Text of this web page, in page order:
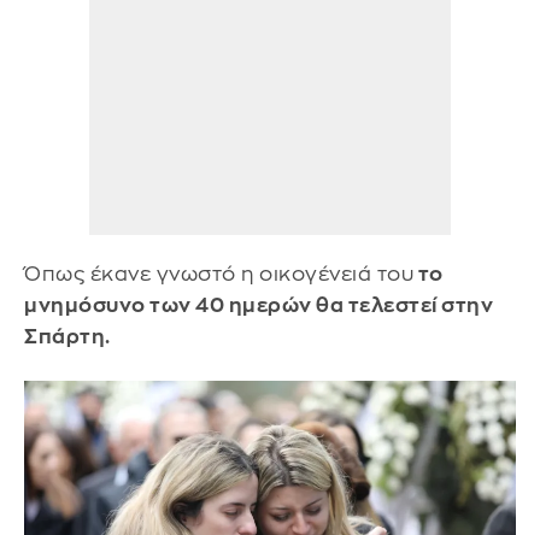
Όπως έκανε γνωστό η οικογένειά του το
μνημόσυνο των 40 ημερών θα τελεστεί στην
Σπάρτη.